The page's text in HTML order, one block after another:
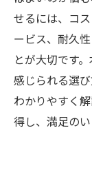
せるには、コ
ービス、耐久
とが大切です
感じられる選
わかりやすく
得し、満足の